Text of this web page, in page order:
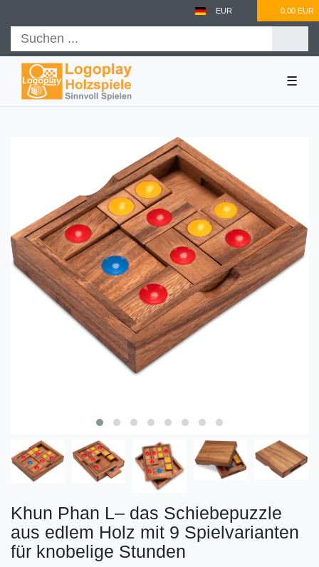
EUR 0,00 EUR
☰
Khun Phan L– das Schiebepuzzle
aus edlem Holz mit 9 Spielvarianten
für knobelige Stunden